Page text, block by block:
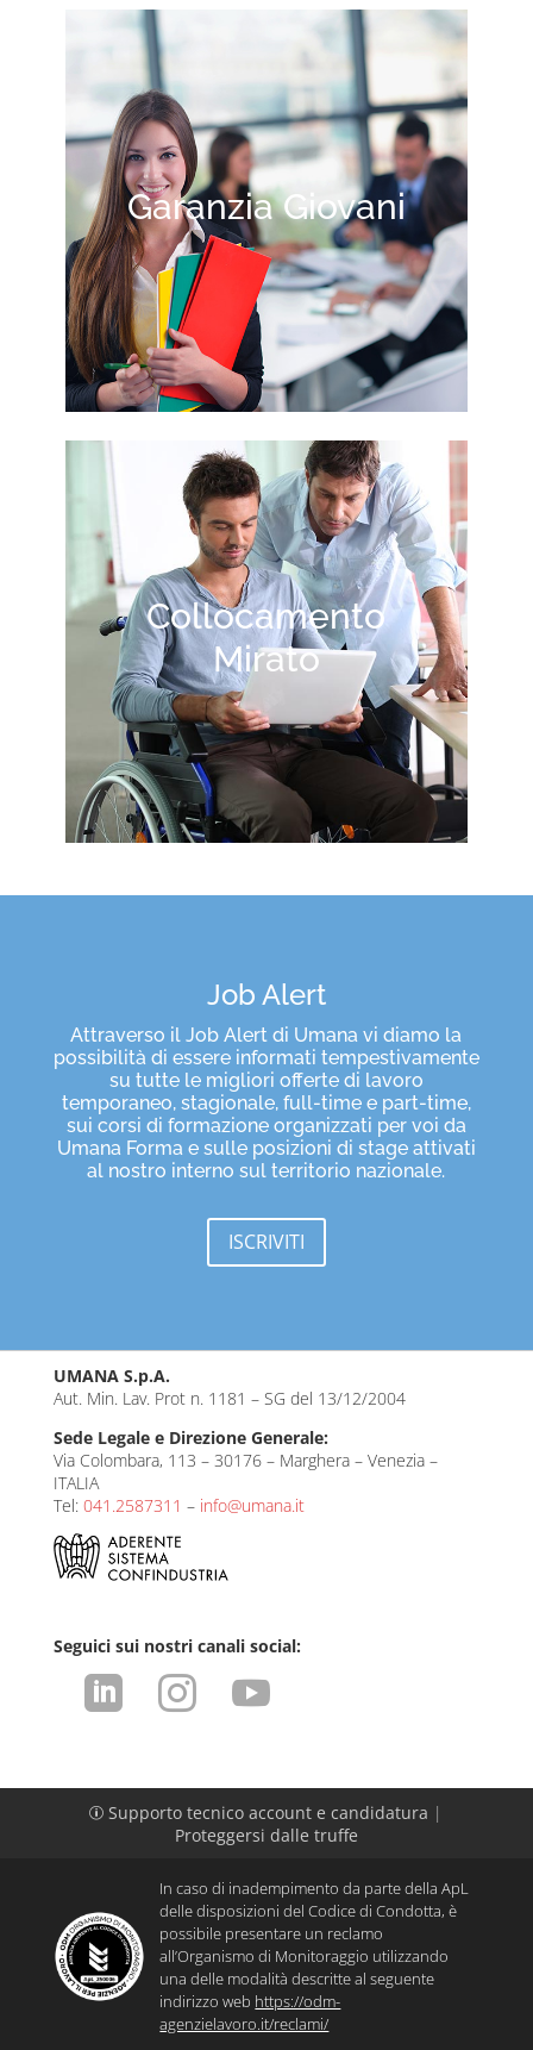
Garanzia Giovani
Collocamento
Mirato
Job Alert
Attraverso il Job Alert di Umana vi diamo la
possibilità di essere informati tempestivamente
su tutte le migliori offerte di lavoro
temporaneo, stagionale, full-time e part-time,
sui corsi di formazione organizzati per voi da
Umana Forma e sulle posizioni di stage attivati
al nostro interno sul territorio nazionale.
ISCRIVITI
UMANA S.p.A.
Aut. Min. Lav. Prot n. 1181 – SG del 13/12/2004
Sede Legale e Direzione Generale:
Via Colombara, 113 – 30176 – Marghera – Venezia –
ITALIA
Tel: 041.2587311 – info@umana.it
Seguici sui nostri canali social:
  
p Supporto tecnico account e candidatura |
Proteggersi dalle truffe
In caso di inadempimento da parte della ApL
delle disposizioni del Codice di Condotta, è
possibile presentare un reclamo
all’Organismo di Monitoraggio utilizzando
una delle modalità descritte al seguente
indirizzo web https://odm-
agenzielavoro.it/reclami/